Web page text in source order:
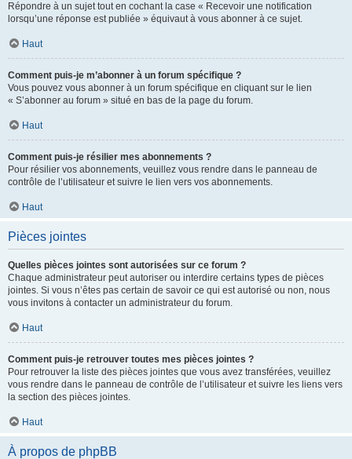
Répondre à un sujet tout en cochant la case « Recevoir une notification
lorsqu’une réponse est publiée » équivaut à vous abonner à ce sujet.
Haut
Comment puis-je m’abonner à un forum spécifique ?
Vous pouvez vous abonner à un forum spécifique en cliquant sur le lien
« S’abonner au forum » situé en bas de la page du forum.
Haut
Comment puis-je résilier mes abonnements ?
Pour résilier vos abonnements, veuillez vous rendre dans le panneau de
contrôle de l’utilisateur et suivre le lien vers vos abonnements.
Haut
Pièces jointes
Quelles pièces jointes sont autorisées sur ce forum ?
Chaque administrateur peut autoriser ou interdire certains types de pièces
jointes. Si vous n’êtes pas certain de savoir ce qui est autorisé ou non, nous
vous invitons à contacter un administrateur du forum.
Haut
Comment puis-je retrouver toutes mes pièces jointes ?
Pour retrouver la liste des pièces jointes que vous avez transférées, veuillez
vous rendre dans le panneau de contrôle de l’utilisateur et suivre les liens vers
la section des pièces jointes.
Haut
À propos de phpBB